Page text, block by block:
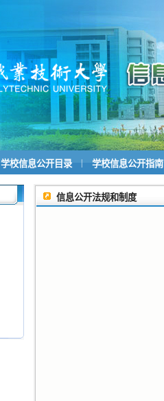
学校信息公开目录 学校信息公开指南
信息公开法规和制度